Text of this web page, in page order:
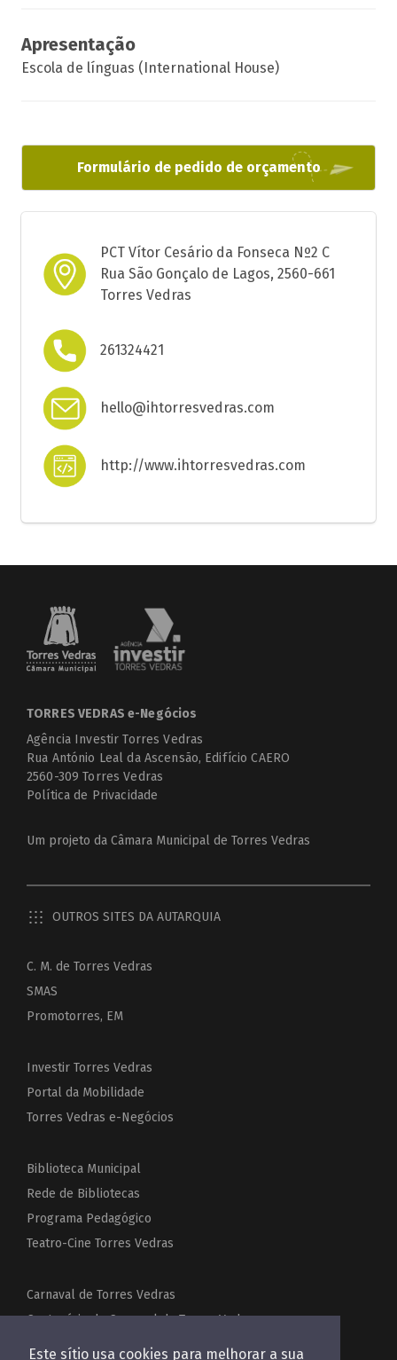
Este sítio usa cookies para melhorar a sua
Apresentação
Escola de línguas (International House)
Formulário de pedido de orçamento
PCT Vítor Cesário da Fonseca Nº2 C
Rua São Gonçalo de Lagos, 2560-661
Torres Vedras
261324421
hello@ihtorresvedras.com
http://www.ihtorresvedras.com
TORRES VEDRAS e-Negócios
Agência Investir Torres Vedras
Rua António Leal da Ascensão, Edifício CAERO
2560-309 Torres Vedras
Política de Privacidade
Um projeto da Câmara Municipal de Torres Vedras
OUTROS SITES DA AUTARQUIA
C. M. de Torres Vedras
SMAS
Promotorres, EM
Investir Torres Vedras
Portal da Mobilidade
Torres Vedras e-Negócios
Biblioteca Municipal
Rede de Bibliotecas
Programa Pedagógico
Teatro-Cine Torres Vedras
Carnaval de Torres Vedras
Centenário do Carnaval de Torres Vedras
Festas de Torres Vedras